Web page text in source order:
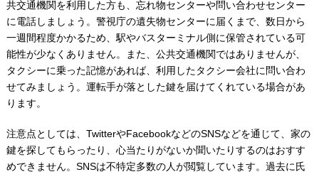
共交通機関を利用した方も、忘れ物センターや問い合わせセンター
に電話しましょう。警視庁の遺失物センターに届くまで、数日から
一週間程度かかるため、駅やバスターミナル側に保管されている可
能性が少なくありません。また、公共交通機関ではありませんが、
タクシーに乗った記憶があれば、利用したタクシー会社に問い合わ
せてみましょう。運転手が落とした鍵を届けてくれている場合があ
ります。
注意点としては、TwitterやFacebookなどのSNSなどを通じて、家の
鍵を探してもらったり、心当たりがないか聞いたりするのはおすす
めできません。SNSは不特定多数の人が閲覧しています。過去に氏